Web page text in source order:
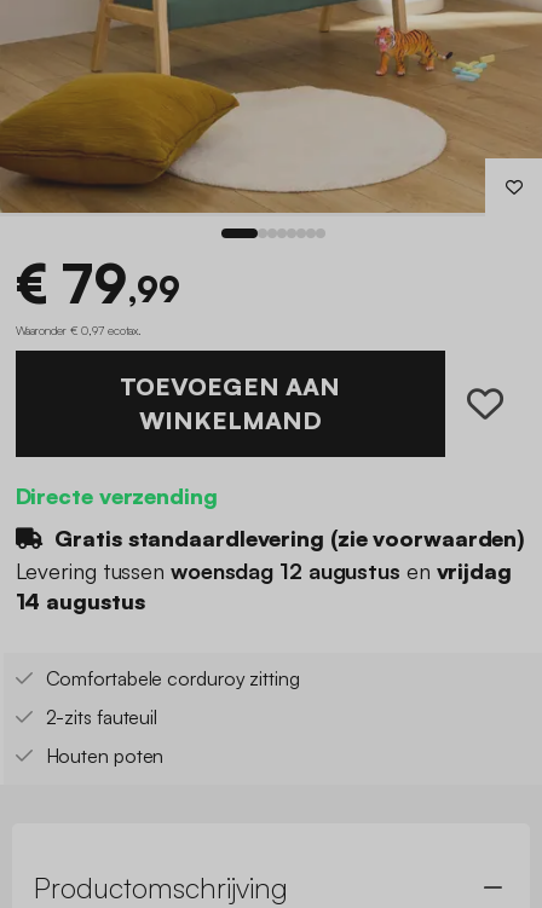
€ 79,99
Waaronder € 0,97 ecotax
TOEVOEGEN AAN
WINKELMAND
Directe verzending
Gratis standaardlevering (zie voorwaarden)
Levering tussen woensdag 12 augustus en vrijdag
14 augustus
Comfortabele corduroy zitting
2-zits fauteuil
Houten poten
Productomschrijving